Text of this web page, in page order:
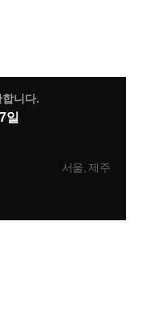
니다.
일
서울, 제주